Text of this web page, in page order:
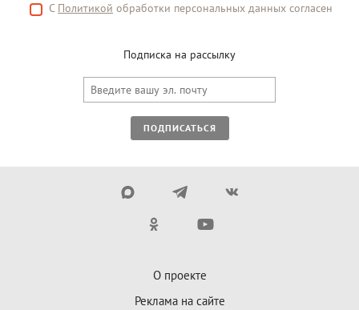
С Политикой обработки персональных данных согласен
Подписка на рассылку
ПОДПИСАТЬСЯ
О проекте
Реклама на сайте